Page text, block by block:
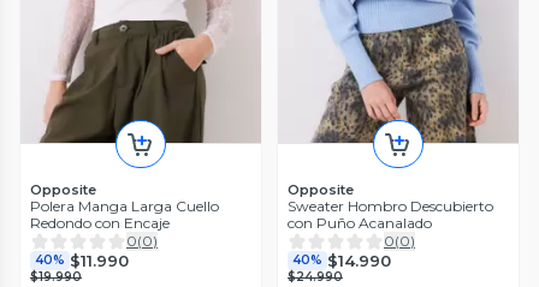
Opposite
Polera Manga Larga Cuello
Redondo con Encaje
0(0)
40% $11.990
$19.990
Opposite
Sweater Hombro Descubierto
con Puño Acanalado
0(0)
40% $14.990
$24.990